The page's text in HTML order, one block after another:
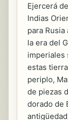
Ejercerá
Indias
para
la era del
imperiales
estas
periplo,
de piezas
dorado de